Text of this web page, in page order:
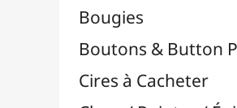
Fil Nylon & Elastiques
Fils Métalliques
Fleurs en Papier & Décors
Horlogerie - Mécanismes & Aiguilles